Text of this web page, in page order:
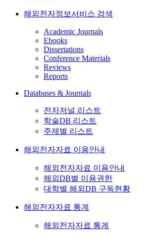
해외전자정보서비스 검색
Academic Journals
Ebooks
Dissertations
Conference Materials
Reviews
Reports
Databases & Journals
전자저널 리스트
학술DB 리스트
주제별 리스트
해외전자자료 이용안내
해외전자자료 이용안내
해외DB별 이용권한
대학별 해외DB 구독현황
해외전자자료 통계
해외전자자료 통계